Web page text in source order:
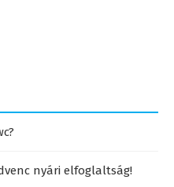
nyári elfoglaltság!